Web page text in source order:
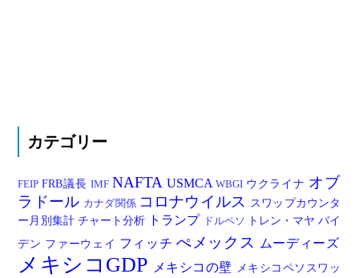
カテゴリー
FEIPFRB議長IMF NAFTA USMCAWBGI ウクライナ オブ
ラドール カナダ関係 コロナウイルス スワップカウンタ
ー月別集計 チャート分析 トランプ ドルペソ トレン・マヤバイ
デン ファーウェイ フィッチぺメックス ムーディーズ
メキシコGDP メキシコの壁 メキシコペソスワッ